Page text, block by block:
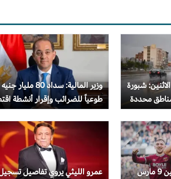
شبورة
محددة
وزير المالية: سداد 80 مليار جنيه
طوعياً للضرائب وإقرار أنشطة
بقيمة تريليون جنيه
جدول مباريات اليوم الاثنين 9 مارس
عمرو الليثي يروي تفاصيل